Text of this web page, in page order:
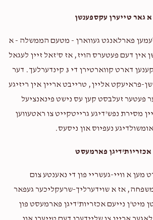
Elimelech Kolko
Donated Goal
Avrohom
Donated Goal
Zev Trenk
א גאר טייערן עקספענשן
פארלאנגט געווארן - מטעם הממשלה - א
אין דעם פעטערס הויז, אז ס'זאל זיין לעגאל
גענוג גרויס אויף צו קענען דארט קווארטירן די 3 קינדערלעך. דער
פראיעקט אליין, טרייבט אריין אין ריזיגע
פעטער זעלבסט קען עס נישט פינאנציעל
מסירת נפש'דיגע גרייטקייט צו ראטעווען
אומשולדיגע נעפיוס און ניסעס.
אכזריות'דיגן פארמעסט
מען א וויי-געשריי פון די נאענטע צום
אז א שוידערליך-שרעקליכער געפאר
מיט'ן נייעם אכזריות'דיגן פארמעסט פון